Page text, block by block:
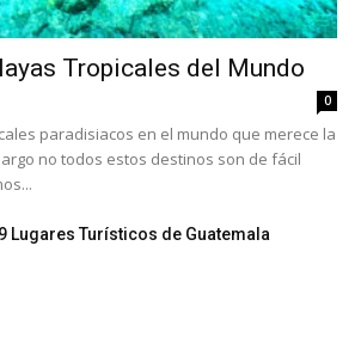
Tropicales del Mundo
0
paradisiacos en el mundo que merece la
no todos estos destinos son de fácil
Lugares Turísticos de Guatemala